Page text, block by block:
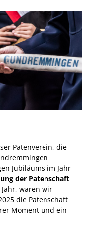
Patenverein, die
Jubiläums im Jahr
der Patenschaft
waren wir
die Patenschaft
Moment und ein